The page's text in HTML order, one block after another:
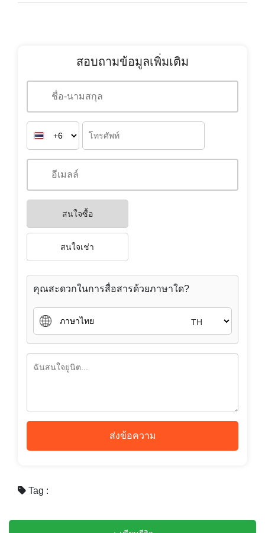
สอบถามข้อมูลเพิ่มเติม
สนใจซื้อ
สนใจเช่า
คุณสะดวกในการสื่อสารด้วยภาษาใด?
TH
ส่งข้อความ
Tag :